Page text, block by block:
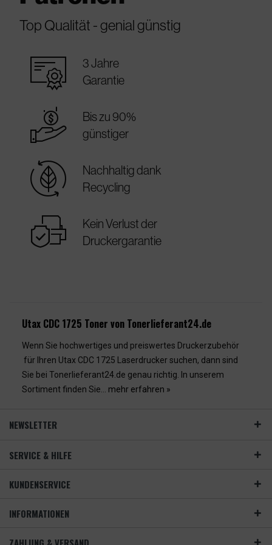
Top Qualität - genial günstig
warranty_certificate
3 Jahre
Garantie
best_price
Bis zu 90%
günstiger
sustainable
Nachhaltig dank
Recycling
warranty
Kein Verlust der
Druckergarantie
Utax CDC 1725 Toner von Tonerlieferant24.de
Wenn Sie hochwertiges und preiswertes Druckerzubehör
für Ihren Utax CDC 1725 Laserdrucker suchen, dann sind
Sie bei Tonerlieferant24.de genau richtig. In unserem
Sortiment finden Sie... mehr erfahren »
NEWSLETTER
SERVICE & HILFE
KUNDENSERVICE
INFORMATIONEN